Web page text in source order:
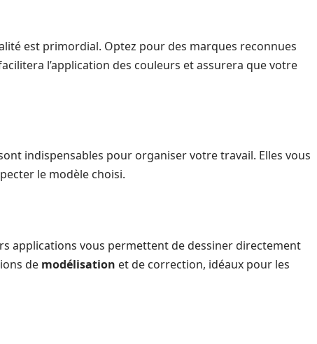
est primordial. Optez pour des marques reconnues
l’application des couleurs et assurera que votre
indispensables pour organiser votre travail. Elles vous
le modèle choisi.
applications vous permettent de dessiner directement
de modélisation et de correction, idéaux pour les